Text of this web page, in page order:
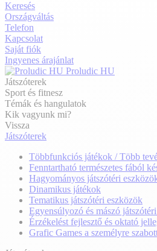
Keresés
Országváltás
Telefon
Kapcsolat
Saját fiók
Ingyenes árajánlat
Proludic HU
Játszóterek
Sport és fitnesz
Témák és hangulatok
Kik vagyunk mi?
Vissza
Játszóterek
Többfunkciós játékok / Több
Fenntartható természetes fából
Hagyományos játszótéri
Dinamikus játékok
Tematikus játszótéri eszközök
Egyensúlyozó és mászó
Érzékelést fejlesztő és oktató
Grafic Games a személyre